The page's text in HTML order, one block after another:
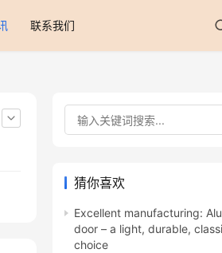
联系我们
猜你喜欢
Excellent manufacturing:
door – a light, durable,
choice